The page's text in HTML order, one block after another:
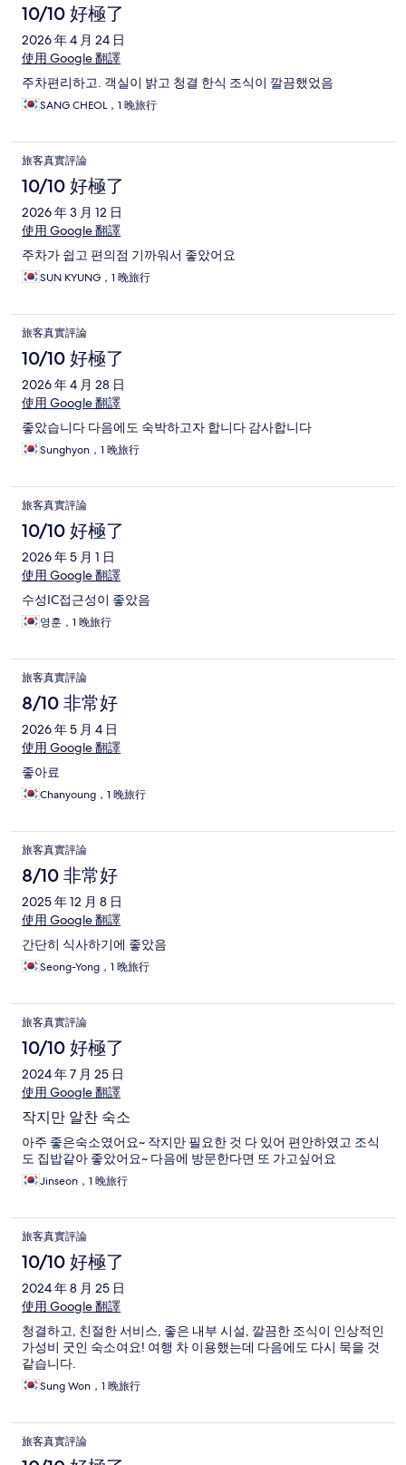
10/10 好極了
2026 年 4 月 24 日
使用 Google 翻譯
주차편리하고. 객실이 밝고 청결 한식 조식이 깔끔했었음
SANG CHEOL，1 晚旅行
旅客真實評論
10/10 好極了
2026 年 3 月 12 日
使用 Google 翻譯
주차가 쉽고 편의점 기까워서 좋았어요
SUN KYUNG，1 晚旅行
旅客真實評論
10/10 好極了
2026 年 4 月 28 日
使用 Google 翻譯
좋았습니다 다음에도 숙박하고자 합니다 감사합니다
Sunghyon，1 晚旅行
旅客真實評論
10/10 好極了
2026 年 5 月 1 日
使用 Google 翻譯
수성IC접근성이 좋았음
영훈，1 晚旅行
旅客真實評論
8/10 非常好
2026 年 5 月 4 日
使用 Google 翻譯
좋아료
Chanyoung，1 晚旅行
旅客真實評論
8/10 非常好
2025 年 12 月 8 日
使用 Google 翻譯
간단히 식사하기에 좋았음
Seong-Yong，1 晚旅行
旅客真實評論
10/10 好極了
2024 年 7 月 25 日
使用 Google 翻譯
작지만 알찬 숙소
아주 좋은숙소였어요~ 작지만 필요한 것 다 있어 편안하였고 조식
도 집밥같아 좋았어요~ 다음에 방문한다면 또 가고싶어요
Jinseon，1 晚旅行
旅客真實評論
10/10 好極了
2024 年 8 月 25 日
使用 Google 翻譯
청결하고, 친절한 서비스, 좋은 내부 시설, 깔끔한 조식이 인상적인
가성비 굿인 숙소여요! 여행 차 이용했는데 다음에도 다시 묵을 것
같습니다.
Sung Won，1 晚旅行
旅客真實評論